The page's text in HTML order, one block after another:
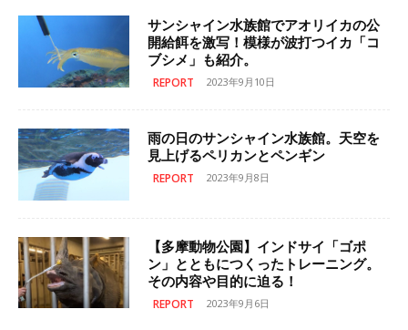
サンシャイン水族館でアオリイカの公
開給餌を激写！模様が波打つイカ「コ
ブシメ」も紹介。
REPORT 2023年9月10日
雨の日のサンシャイン水族館。天空を
見上げるペリカンとペンギン
REPORT 2023年9月8日
【多摩動物公園】インドサイ「ゴポ
ン」とともにつくったトレーニング。
その内容や目的に迫る！
REPORT 2023年9月6日